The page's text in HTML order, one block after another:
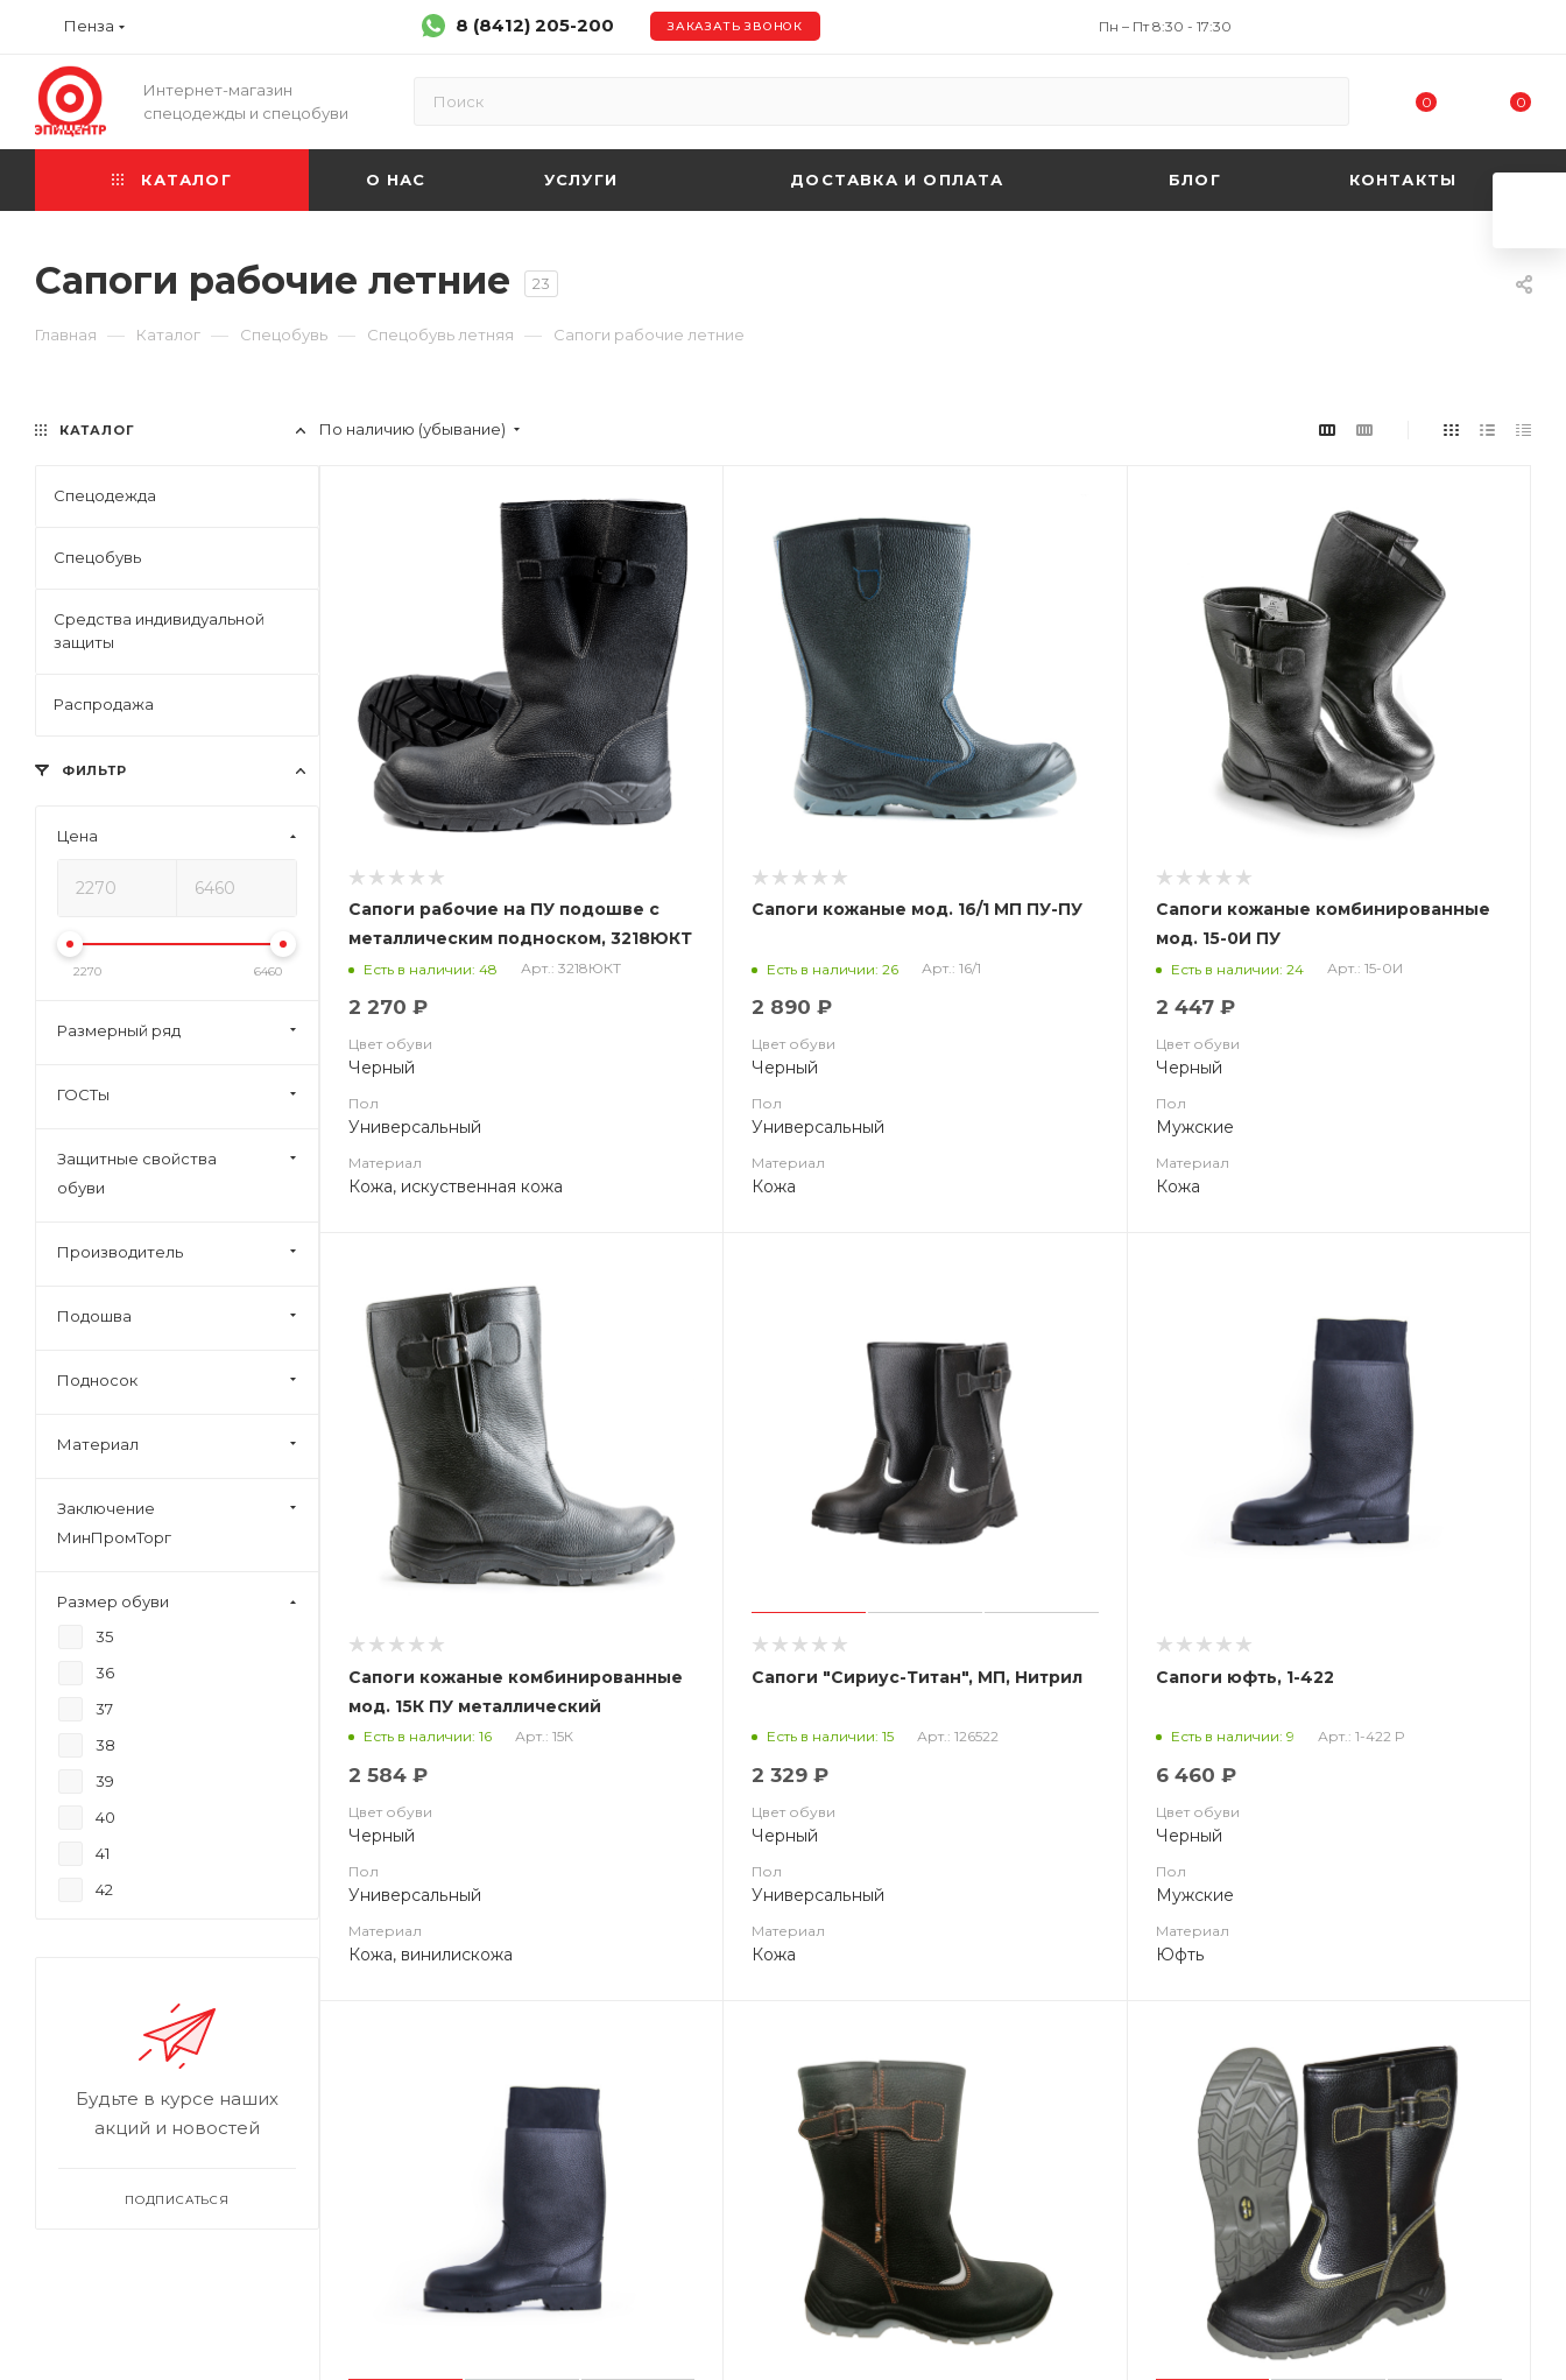
Пенза 8 (8412) 205-200 ЗАКАЗАТЬ ЗВОНОК Пн – Пт 8:30 - 17:30
Интернет-магазин
спецодежды и спецобуви
0 0
КАТАЛОГ О НАС УСЛУГИ ДОСТАВКА И ОПЛАТА БЛОГ КОНТАКТЫ
Сапоги рабочие летние 23
Главная — Каталог — Спецобувь — Спецобувь летняя — Сапоги рабочие летние
По наличию (убывание)
Сапоги рабочие на ПУ подошве с
металлическим подноском, 3218ЮКТ
ЗападБалтОбувь
Есть в наличии: 48 Арт.: 3218ЮКТ
2 270 ₽
Цвет обуви
Черный
Пол
Универсальный
Материал
Кожа, искуственная кожа
Сапоги кожаные мод. 16/1 МП ПУ-ПУ
Есть в наличии: 26 Арт.: 16/1
2 890 ₽
Цвет обуви
Черный
Пол
Универсальный
Материал
Кожа
Сапоги кожаные комбинированные
мод. 15-0И ПУ
Есть в наличии: 24 Арт.: 15-0И
2 447 ₽
Цвет обуви
Черный
Пол
Мужские
Материал
Кожа
Сапоги кожаные комбинированные
мод. 15К ПУ металлический
подносок
Есть в наличии: 16 Арт.: 15К
2 584 ₽
Цвет обуви
Черный
Пол
Универсальный
Материал
Кожа, винилискожа
Сапоги "Сириус-Титан", МП, Нитрил
Есть в наличии: 15 Арт.: 126522
2 329 ₽
Цвет обуви
Черный
Пол
Универсальный
Материал
Кожа
Сапоги юфть, 1-422
Есть в наличии: 9 Арт.: 1-422 Р
6 460 ₽
Цвет обуви
Черный
Пол
Мужские
Материал
Юфть
КАТАЛОГ
Спецодежда
Спецобувь
Средства индивидуальной
защиты
Распродажа
ФИЛЬТР
Цена
2270 6460
Размерный ряд
ГОСТы
Защитные свойства
обуви
Производитель
Подошва
Подносок
Материал
Заключение
МинПромТорг
Размер обуви
35
36
37
38
39
40
41
42
48
Будьте в курсе наших
акций и новостей
ПОДПИСАТЬСЯ